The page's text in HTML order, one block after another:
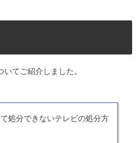
てご紹介しました。
て処分できないテレビの処分方